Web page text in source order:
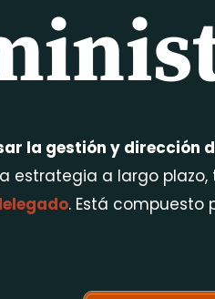
la gestión y dirección
estrategia a largo
. Está compuesto